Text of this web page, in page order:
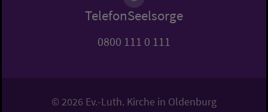
TelefonSeelsorge
0800 111 0 111
© 2026 Ev.-Luth. Kirche in Oldenburg